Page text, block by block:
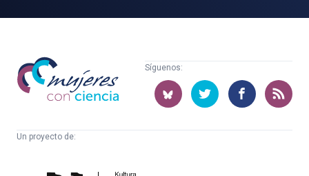
Mujeres
con
ciencia
Síguenos:
Un proyecto de: